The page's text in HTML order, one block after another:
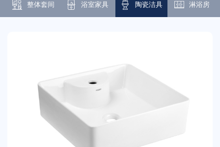
招商加盟
荣誉体系
整体套间 浴室家具 陶瓷洁具 淋浴房